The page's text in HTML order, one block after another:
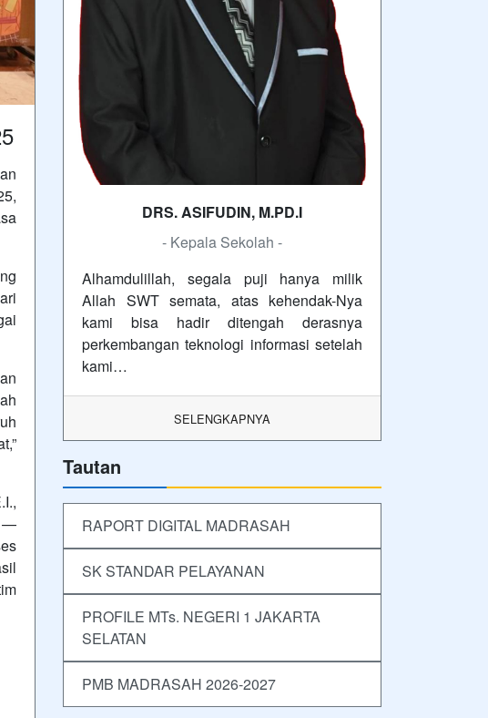
—
DRS. ASIFUDIN, M.PD.I
- Kepala Sekolah -
Alhamdulillah, segala puji hanya milik
Allah SWT semata, atas kehendak-Nya
kami bisa hadir ditengah derasnya
perkembangan teknologi informasi setelah
kami…
SELENGKAPNYA
Tautan
RAPORT DIGITAL MADRASAH
SK STANDAR PELAYANAN
PROFILE MTs. NEGERI 1 JAKARTA
SELATAN
PMB MADRASAH 2026-2027